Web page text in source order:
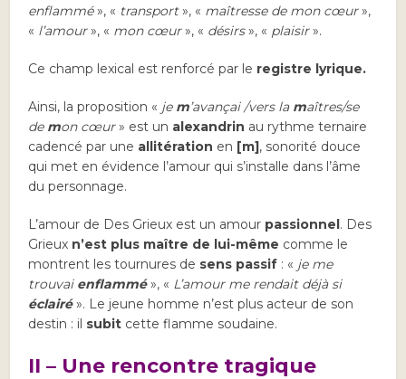
enflammé», « transport», « maîtresse de mon cœur»,
« l’amour», « mon cœur», « désirs», « plaisir».
Ce champ lexical est renforcé par le registre lyrique.
Ainsi, la proposition « je m’avançai /vers la maîtres/se
de mon cœur» est un alexandrin au rythme ternaire
cadencé par une allitération en [m], sonorité douce
qui met en évidence l’amour qui s’installe dans l’âme
du personnage.
L’amour de Des Grieux est un amour passionnel. Des
Grieux n’est plus maître de lui-même comme le
montrent les tournures de sens passif : « je me
trouvai enflammé», « L’amour me rendait déjà si
éclairé». Le jeune homme n’est plus acteur de son
destin : il subit cette flamme soudaine.
II – Une rencontre tragique